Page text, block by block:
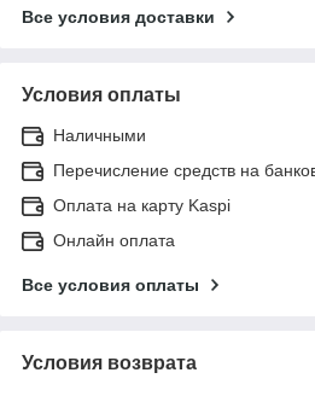
Все условия доставки
Условия оплаты
Наличными
Перечисление средств на
Оплата на карту Kaspi
Онлайн оплата
Все условия оплаты
Условия возврата